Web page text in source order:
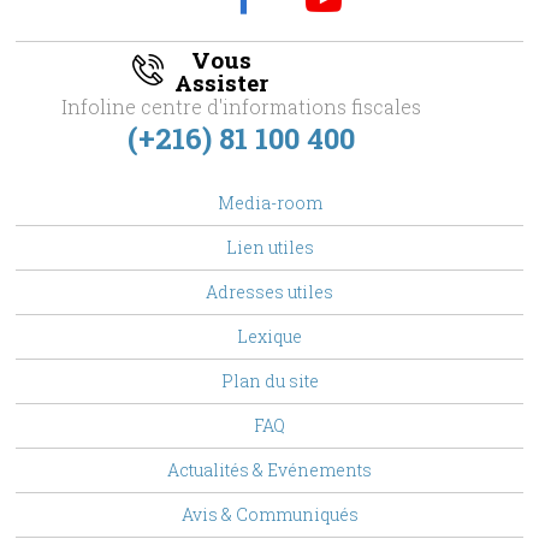
Vous
Assister
Infoline centre d'informations fiscales
(+216) 81 100 400
Media-room
Lien utiles
Adresses utiles
Lexique
Plan du site
FAQ
Actualités & Evénements
Avis & Communiqués